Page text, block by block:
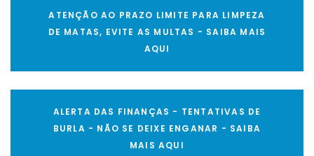
ATENÇÃO AO PRAZO LIMITE PARA LIMPEZA
DE MATAS, EVITE AS MULTAS - SAIBA MAIS
AQUI
ALERTA DAS FINANÇAS - TENTATIVAS DE
BURLA - NÃO SE DEIXE ENGANAR - SAIBA
MAIS AQUI